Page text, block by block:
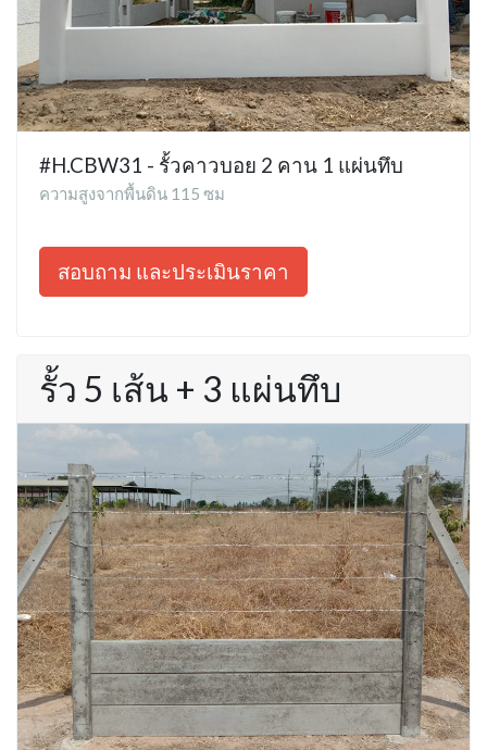
#H.CBW31 - รั้วคาวบอย 2 คาน 1 แผ่นทึบ
ความสูงจากพื้นดิน 115 ซม
สอบถาม และประเมินราคา
รั้ว 5 เส้น + 3 แผ่นทึบ